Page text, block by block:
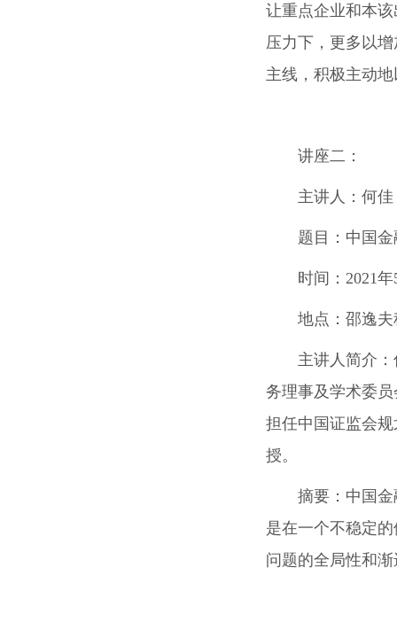
让重点企业和本
压力下，更多以
主线，积极主动
讲座二：
主讲人： 何佳
题目： 中国
时间： 2021年
地点： 邵逸
主讲人简介：
务理事及学术委
担任中国证监会
授。
摘要： 中国
是在一个不稳定
问题的全局性和